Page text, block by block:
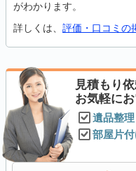
がわかります。
詳しくは、 評価・口コミの
見積もり依
お気軽に
遺品整理
部屋片